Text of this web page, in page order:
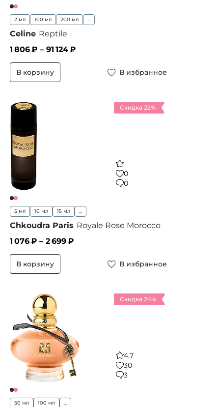
2 мл 100 мл 200 мл ...
Celine Reptile
1 806₽ – 91 124₽
В корзину В избранное
Скидка 22%
0
0
5 мл 10 мл 15 мл ...
Chkoudra Paris Royale Rose Morocco
1 076₽ – 2 699₽
В корзину В избранное
Скидка 24%
4.7
30
3
50 мл 100 мл ...